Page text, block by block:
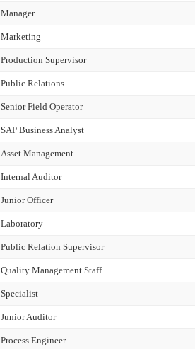
Manager
Marketing
Production Supervisor
Public Relations
Senior Field Operator
SAP Business Analyst
Asset Management
Internal Auditor
Junior Officer
Laboratory
Public Relation Supervisor
Quality Management Staff
Specialist
Junior Auditor
Process Engineer